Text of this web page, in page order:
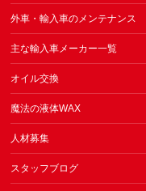
外車・輸入車のメンテナンス
主な輸入車メーカー一覧
オイル交換
魔法の液体WAX
人材募集
スタッフブログ